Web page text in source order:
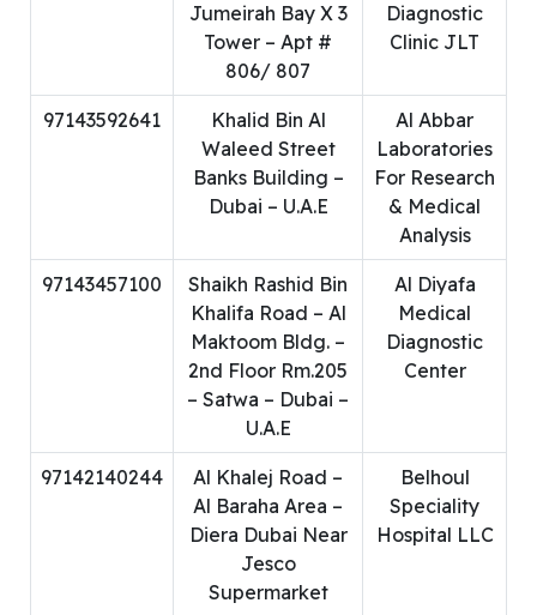
Diagnostic
Clinic JLT
Jumeirah Bay X 3
Tower – Apt #
806/ 807
Al Abbar
Laboratories
For Research
& Medical
Analysis
Khalid Bin Al
Waleed Street
Banks Building –
Dubai – U.A.E
97143592641
Al Diyafa
Medical
Diagnostic
Center
Shaikh Rashid Bin
Khalifa Road – Al
Maktoom Bldg. –
2nd Floor Rm.205
– Satwa – Dubai –
U.A.E
97143457100
Belhoul
Speciality
Hospital LLC
Al Khalej Road –
Al Baraha Area –
Diera Dubai Near
Jesco
Supermarket
97142140244